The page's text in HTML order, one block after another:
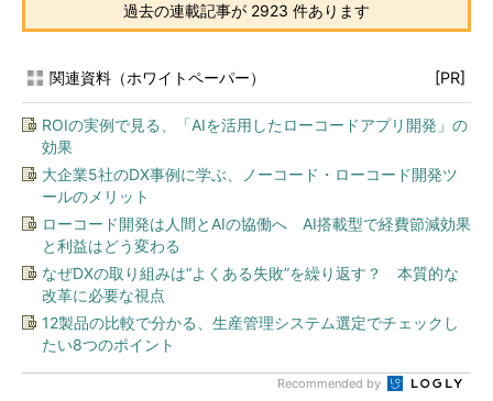
過去の連載記事が 2923 件あります
関連資料（ホワイトペーパー） [PR]
ROIの実例で見る、「AIを活用したローコードアプリ開発」の
効果
大企業5社のDX事例に学ぶ、ノーコード・ローコード開発ツ
ールのメリット
ローコード開発は人間とAIの協働へ AI搭載型で経費節減効果
と利益はどう変わる
なぜDXの取り組みは“よくある失敗”を繰り返す？ 本質的な
改革に必要な視点
12製品の比較で分かる、生産管理システム選定でチェックし
たい8つのポイント
Recommended by